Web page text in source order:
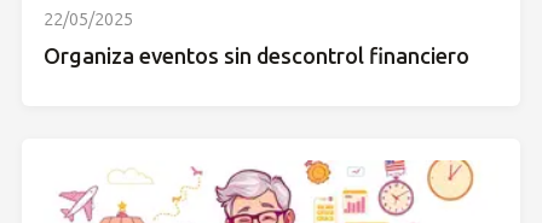
22/05/2025
Organiza eventos sin descontrol financiero